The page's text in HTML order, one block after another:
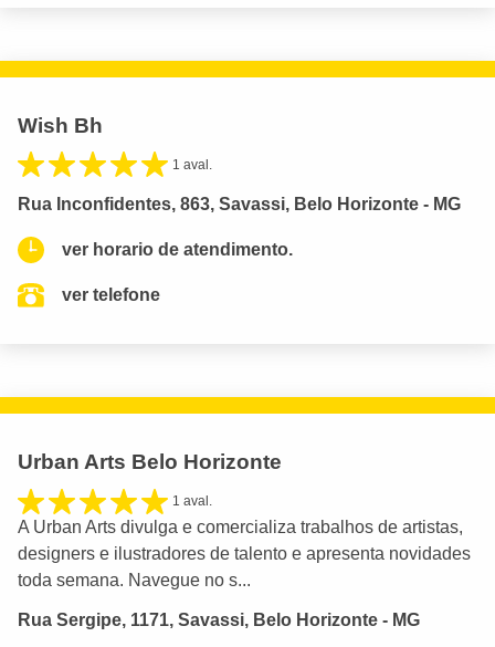
Wish Bh
1 aval.
Rua Inconfidentes, 863, Savassi, Belo Horizonte - MG
ver horario de atendimento.
ver telefone
Urban Arts Belo Horizonte
1 aval.
A Urban Arts divulga e comercializa trabalhos de artistas,
designers e ilustradores de talento e apresenta novidades
toda semana. Navegue no s...
Rua Sergipe, 1171, Savassi, Belo Horizonte - MG